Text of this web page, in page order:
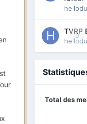
0
TVRP
Total des